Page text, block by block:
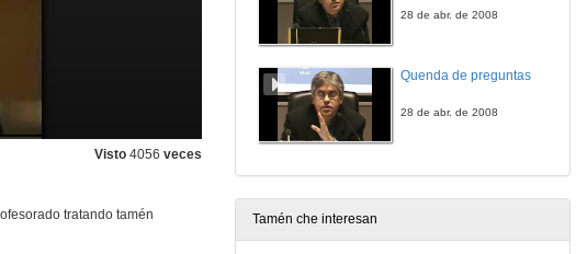
Visto 4056 veces
tratando tamén
28 de abr. de 2008
Quenda de preguntas
28 de abr. de 2008
Tamén che interesan